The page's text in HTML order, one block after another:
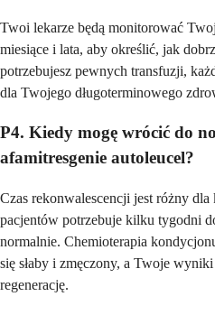
Twoi lekarze będą monitorować
miesiące i lata, aby określić, jak
potrzebujesz pewnych transfuzji,
dla Twojego długoterminowego
P4. Kiedy mogę wrócić do
afamitresgenie autoleucel?
Czas rekonwalescencji jest różny
pacjentów potrzebuje kilku tygodni
normalnie. Chemioterapia
się słaby i zmęczony, a Twoje
regenerację.